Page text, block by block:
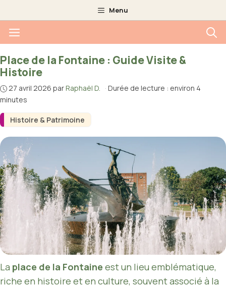
au
contenu
Menu
Menu
Histoire & Patrimoine
Place de la Fontaine : Guide Visite &
Histoire
27 avril 2026 parRaphaël D. · Durée de lecture : environ 4
minutes
La place de la Fontaine est un lieu emblématique,
riche en histoire et en culture, souvent associé à la